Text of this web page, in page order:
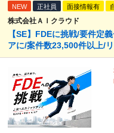
NEW 正社員 面接情報有
株式会社ＡＩクラウド
【SE】FDEに挑戦/要件定
アに/案件数23,500件以上/